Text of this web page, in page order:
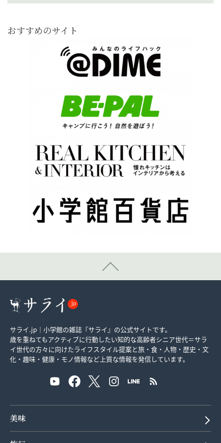
おすすめのサイト
サライ.jp｜小学館の雑誌『サライ』の公式サイトです。
歳を重ねてもアクティブに行動したい知的な高齢者シニア世代＝サラ
イ世代の方々に向けたライフスタイル提案と旅・食・人物・歴史・文
化・趣味・健康・モノ情報など上質な情報を発信しています。
美味